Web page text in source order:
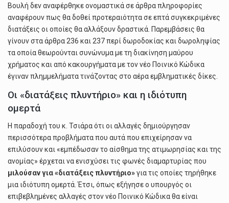
Βουλή δεν αναφέρθηκε ονομαστικά σε άρθρα πληροφορίες
αναφέρουν πως θα δοθεί προτεραιότητα σε επτά συγκεκριμένες
διατάξεις οι οποίες θα αλλάξουν δραστικά. Παρεμβάσεις θα
γίνουν στα άρθρα 236 και 237 περί δωροδοκίας και δωροληψίας
τα οποία θεωρούνται συνώνυμα με τη διακίνηση μαύρου
χρήματος και από κακουργήματα με τον νέο Ποινικό Κώδικα
έγιναν πλημμελήματα τινάζοντας στο αέρα εμβληματικές δίκες.
Οι «διατάξεις πλυντήριο» και η ιδιότυπη
ομερτά
Η παραδοχή του κ. Τσιάρα ότι οι αλλαγές δημιούργησαν
περισσότερα προβλήματα που αυτά που επιχείρησαν να
επιλύσουν και «εμπέδωσαν το αίσθημα της ατιμωρησίας και της
ανομίας» έρχεται να ενισχύσει τις φωνές διαμαρτυρίας που
μιλούσαν για «διατάξεις πλυντήριο»για τις οποίες τηρήθηκε
μια ιδιότυπη ομερτά. Έτσι, όπως εξήγησε ο υπουργός οι
επιβεβλημένες αλλαγές στον νέο Ποινικό Κώδικα θα είναι